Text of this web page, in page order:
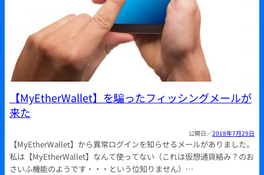
【MyEtherWallet】を騙ったフィッシングメールが
来た
2018年7月29日
【MyEtherWallet】から異常ログインを知らせるメールがありました。
私は【MyEtherWallet】なんて使ってない（これは仮想通貨絡み？のお
さいふ機能のようです・・・という位知りません）…